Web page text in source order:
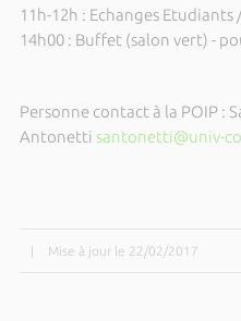
11h-12h : Echanges Etudiants
14h00 : Buffet (salon vert) -
Personne contact à la POIP :
Antonetti santonetti@univ-
Mise à jour le 22/02/2017